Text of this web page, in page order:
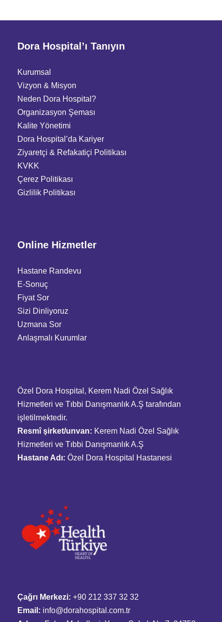
Dora Hospital’ı Tanıyın
Kurumsal
Vizyon & Misyon
Neden Dora Hospital?
Organizasyon Şeması
Kalite Yönetimi
Dora Hospital’da Kariyer
Ziyaretçi & Refakatiçi Politikası
KVKK
Çerez Politikası
Gizlilik Politikası
Online Hizmetler
Hastane Randevu
E-Sonuç
Fiyat Sor
Sizi Dinliyoruz
Uzmana Sor
Anlaşmalı Kurumlar
Özel Dora Hospital, Kerem Nadi Özel Sağlık
Hizmetleri ve Tıbbi Danışmanlık A.Ş tarafından
işletilmektedir.
Resmî şirket/unvan: Kerem Nadi Özel Sağlık
Hizmetleri ve Tıbbi Danışmanlık A.Ş
Hastane Adı: Özel Dora Hospital Hastanesi
Çağrı Merkezi: +90 212 337 32 32
Email: info@dorahospital.com.tr